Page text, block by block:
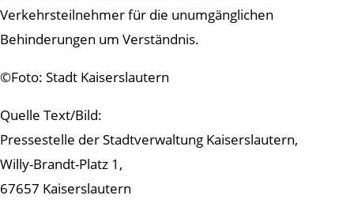
Verkehrsteilnehmer für die unumgänglichen
Behinderungen um Verständnis.
©Foto: Stadt Kaiserslautern
Quelle Text/Bild:
Pressestelle der Stadtverwaltung Kaiserslautern,
Willy-Brandt-Platz 1,
67657 Kaiserslautern